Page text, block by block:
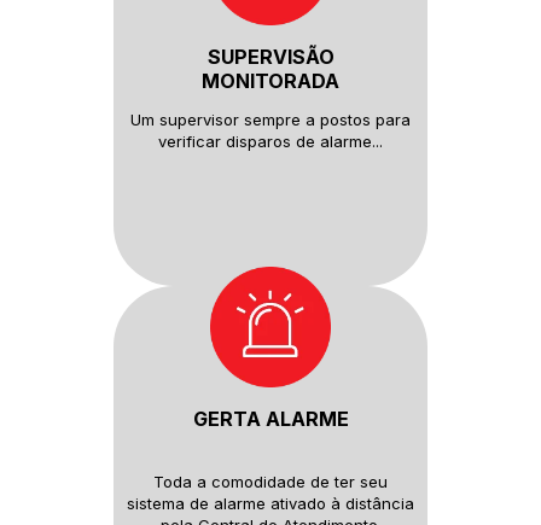
SUPERVISÃO
MONITORADA
Um supervisor sempre a postos para
verificar disparos de alarme...
GERTA ALARME
Toda a comodidade de ter seu
sistema de alarme ativado à distância